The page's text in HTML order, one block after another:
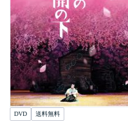
DVD 送料無料